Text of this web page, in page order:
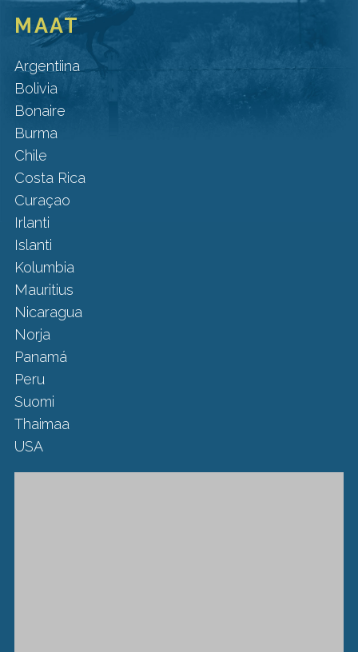
MAAT
Argentiina
Bolivia
Bonaire
Burma
Chile
Costa Rica
Curaçao
Irlanti
Islanti
Kolumbia
Mauritius
Nicaragua
Norja
Panamá
Peru
Suomi
Thaimaa
USA